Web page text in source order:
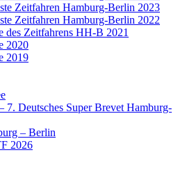
Zeitfahren Hamburg-Berlin 2023
Zeitfahren Hamburg-Berlin 2022
des Zeitfahrens HH-B 2021
2020
2019
Deutsches Super Brevet Hamburg-
– Berlin
2026